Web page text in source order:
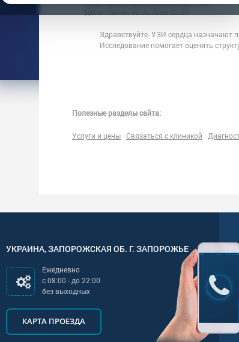
Здравствуйте. УЗИ сердца назначают
Исследование помогает оценить
Полезные разделы сайта:
Услуги и цены · Связаться с клиникой ·
УКРАИНА,ЗАПОРОЖСКАЯ ОБ. Г. ЗАПОРОЖЬЕ
Ежедневно
с08:00 - до22:00
без выходных
КАРТА ПРОЕЗДА